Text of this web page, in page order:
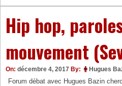
Hip hop,
mouvement
On: décembre 4, 2017 By: Hugues
Forum débat avec Hugues Bazin